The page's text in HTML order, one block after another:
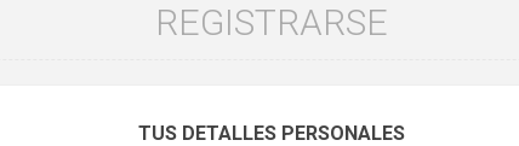
REGISTRARSE
TUS DETALLES PERSONALES